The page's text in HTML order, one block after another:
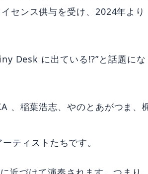
センス供与を受け、2024年より
Desk に出ている!?”と話題にな
、稲葉浩志、やのとあがつま、
ティストたちです。